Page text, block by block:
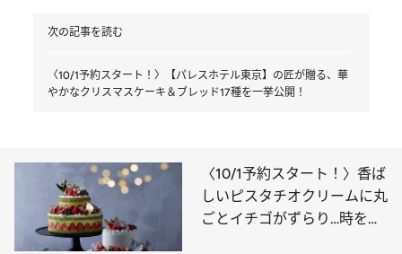
次の記事を読む
〈10/1予約スタート！〉【パレスホテル東京】の匠が贈る、華
やかなクリスマスケーキ＆ブレッド17種を一挙公開！
〈10/1予約スタート！〉香ば
しいピスタチオクリームに丸
ごとイチゴがずらり…時を超